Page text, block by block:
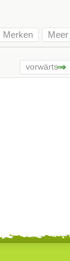
Meer
Merken
vorwärts